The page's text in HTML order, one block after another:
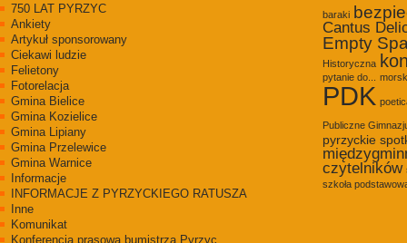
750 LAT PYRZYC
Ankiety
Artykuł sponsorowany
Ciekawi ludzie
Felietony
Fotorelacja
Gmina Bielice
Gmina Kozielice
Gmina Lipiany
Gmina Przelewice
Gmina Warnice
Informacje
INFORMACJE Z PYRZYCKIEGO RATUSZA
Inne
Komunikat
Konferencja prasowa bumistrza Pyrzyc
baraki
Cantus
Empty
Historyczna
pytanie do...
PDK
Publiczne
pyrzyckie
czytelników
szkoła